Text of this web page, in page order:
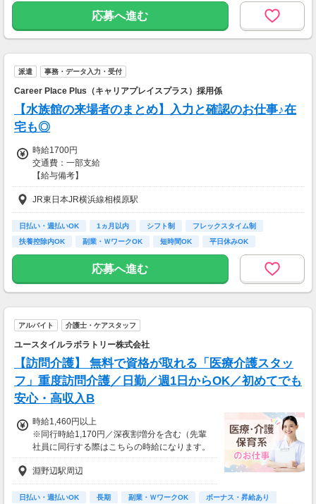
応募へ進む
派遣 事務・データ入力・受付
Career Place Plus（キャリアプレイスプラス）採用係
【水族館の来場者のまとめ】入力と確認のお仕事♪在
宅も◎
時給1700円
交通費：一部支給
【給与備考】
■昇給あり
■日払い・週払い・先払いもOK
■充実の研修あり◎
座学1ヵ月（もちろん給与は同じ）を含む、
”超”丁寧な研修を行っています！
一切ありません。
ご安心くださいね！
毎月季節のイベントがたくさん。
急な出費でお財布がピンチ！！
即払い・週払い制度があるので安心♪
お気軽にご相談ください☆
【交通費備考】
※規定あり
JR東日本JR横浜線相模原駅
日払い・週払いOK 1ヵ月以内 シフト制
フレックスタイム制
扶養控除内OK
副業・ＷワークOK 短時間OK
平日休みOK
完全週休2日制 (土…
応募へ進む
アルバイト 介護士・ケアスタッフ
ユースタイルラボラトリー株式会社
【訪問介護】 無料で資格が取れる「医療介護スタッ
フ」重度訪問介護／日勤／週1日からOK／初めてでも
安心・高収入B
時給1,460円以上
※同行時給1,170円／深夜割増分を含む（先輩
社員に同行する際はこちらの時給になります。
入社後早い方で2週間で独り立ちも可能。）
※交通費一部支給（既定あり）
【収入例】
淵野辺駅周辺
日払い・週払いOK 長期 副業・ＷワークOK
ボーナス・昇給あり